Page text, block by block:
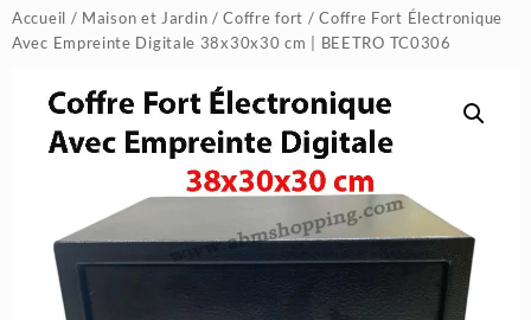
Accueil / Maison et Jardin /Coffre fort / Coffre Fort Électronique
Avec Empreinte Digitale 38x30x30 cm | BEETRO TC0306